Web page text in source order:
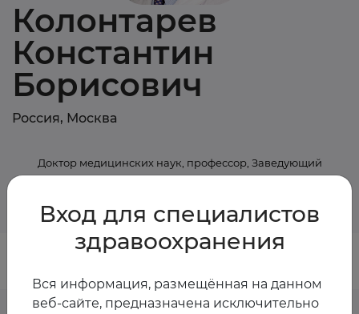
Колонтарев
Константин
Борисович
Россия, Москва
Доктор медицинских наук, профессор, Заведующий
Вход для специалистов
здравоохранения
Вся информация, размещённая на данном
веб-сайте, предназначена исключительно